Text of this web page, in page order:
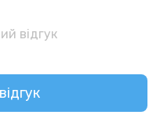
відгук